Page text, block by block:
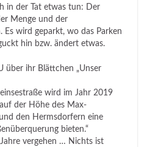
in der Tat etwas tun: Der
Menge und der
Es wird geparkt, wo das Parken
hin bzw. ändert etwas.
über ihr Blättchen „Unser
wird im Jahr 2019
der Höhe des Max-
den Hermsdorfern eine
bieten.“
vergehen … Nichts ist